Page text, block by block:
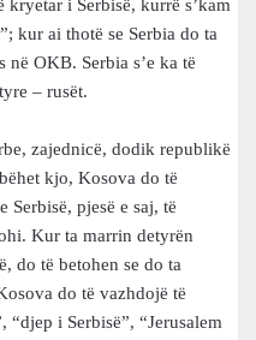
i Serbisë, kurrë s’kam
kur ai thotë se Serbia do ta
në OKB. Serbia s’e ka të
– rusët.
zajednicë, dodik republikë
kjo, Kosova do të
Serbisë, pjesë e saj, të
Kur ta marrin detyrën
do të betohen se do ta
do të vazhdojë të
“djep i Serbisë”, “Jerusalem